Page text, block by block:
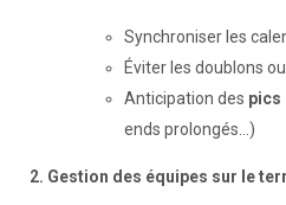
Synchroniser les
Éviter les doublons
Anticipation des pics
ends prolongés…)
2. Gestion des équipes sur le